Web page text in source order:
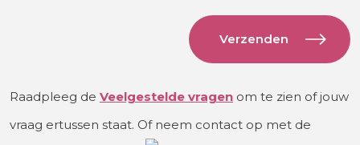
Raadpleeg de Veelgestelde vragen om te zien of jouw
vraag ertussen staat. Of neem contact op met de